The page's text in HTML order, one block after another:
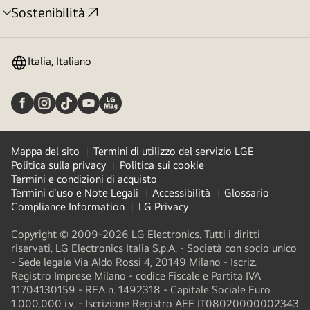
Sostenibilità
Attivazione
Italia, Italiano
Mappa del sito
Termini di utilizzo del servizio LGE
Politica sulla privacy
Politica sui cookie
Termini e condizioni di acquisto
Termini d'uso e Note Legali
Accessibilità
Glossario
Compliance Information
LG Privacy
Copyright © 2009-2026 LG Electronics. Tutti i diritti
riservati. LG Electronics Italia S.p.A. - Società con socio unico
- Sede legale Via Aldo Rossi 4, 20149 Milano - Iscriz.
Registro Imprese Milano - codice Fiscale e Partita IVA
11704130159 - REA n. 1492318 - Capitale Sociale Euro
1.000.000 i.v. - Iscrizione Registro AEE IT08020000002343​